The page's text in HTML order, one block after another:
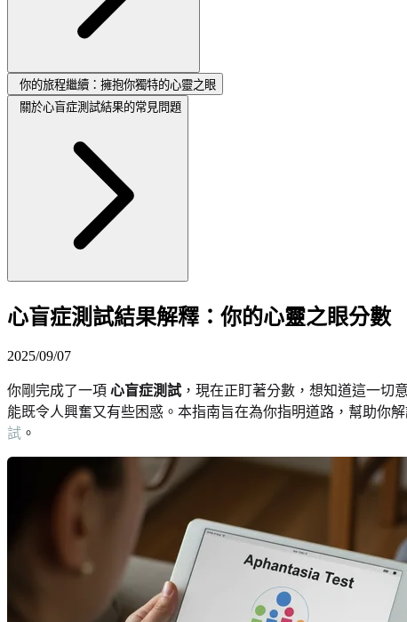
你的旅程繼續：擁抱你獨特的心靈之眼
關於心盲症測試結果的常見問題
心盲症測試結果解釋：你的心靈之眼分數
2025/09/07
你剛完成了一項 心盲症測試 ，現在正盯著分數，想知道這一切
能既令人興奮又有些困惑。本指南旨在為你指明道路，幫助你
試 。